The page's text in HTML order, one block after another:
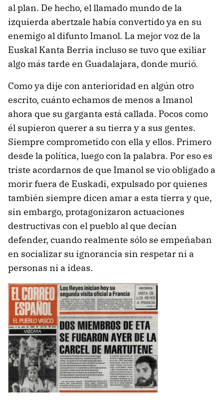
al plan. De hecho, el llamado mundo de la
izquierda abertzale había convertido ya en su
enemigo al difunto Imanol. La mejor voz de la
Euskal Kanta Berria incluso se tuvo que exiliar
algo más tarde en Guadalajara, donde murió.
Como ya dije con anterioridad en algún otro
escrito, cuánto echamos de menos a Imanol
ahora que su garganta está callada. Pocos como
él supieron querer a su tierra y a sus gentes.
Siempre comprometido con ella y ellos. Primero
desde la política, luego con la palabra. Por eso es
triste acordarnos de que Imanol se vio obligado a
morir fuera de Euskadi, expulsado por quienes
también siempre dicen amar a esta tierra y que,
sin embargo, protagonizaron actuaciones
destructivas con el pueblo al que decían
defender, cuando realmente sólo se empeñaban
en socializar su ignorancia sin respetar ni a
personas ni a ideas.